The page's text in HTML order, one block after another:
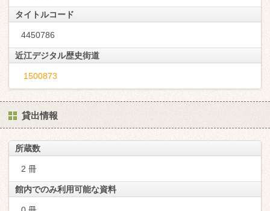
タイトルコード
4450786
近江デジタル歴史街道
1500873
貸出情報
所蔵数
2 冊
館内でのみ利用可能な資料